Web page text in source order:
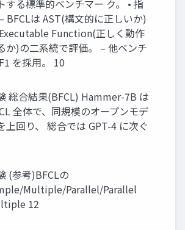
する標準的ベンチマー ク。 • 指
BFCLは AST(構文的に正しいか)
Function(正しく動作
か)の二系統で評価。 – 他ベンチ
を採用。 10
総合結果(BFCL) Hammer-7B は
全体で、同規模のオープンモデ
上回り、 総合では GPT-4 に次ぐ
(参考)BFCLの
Multiple/Parallel/Parallel
12